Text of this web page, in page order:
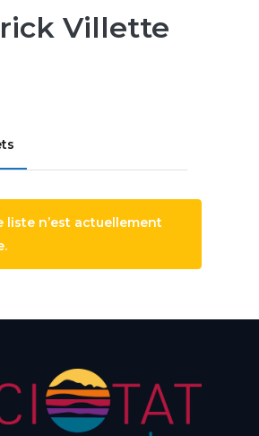
Villette
liste n’est actuellement